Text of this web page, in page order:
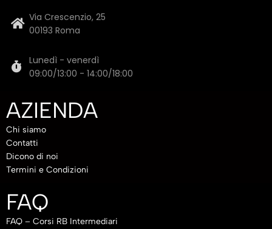
Via Crescenzio, 25
00193 Roma
Lunedì - venerdì
09:00/13:00 - 14:00/18:00
AZIENDA
Chi siamo
Contatti
Dicono di noi
Termini e Condizioni
FAQ
FAQ – Corsi RB Intermediari